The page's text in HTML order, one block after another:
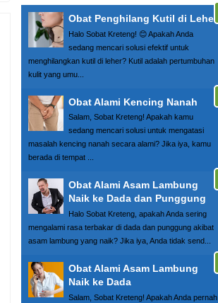
Obat Penghilang Kutil di Leher
Halo Sobat Kreteng! 😊 Apakah Anda
sedang mencari solusi efektif untuk
menghilangkan kutil di leher? Kutil adalah pertumbuhan
kulit yang umu...
Obat Alami Kencing Nanah
Salam, Sobat Kreteng! Apakah kamu
sedang mencari solusi untuk mengatasi
masalah kencing nanah secara alami? Jika iya, kamu
berada di tempat ...
Obat Alami Asam Lambung
Naik ke Dada dan Punggung
Halo Sobat Kreteng, apakah Anda sering
mengalami rasa terbakar di dada dan punggung akibat
asam lambung yang naik? Jika iya, Anda tidak send...
Obat Alami Asam Lambung
Naik ke Dada
Salam, Sobat Kreteng! Apakah Anda pernah